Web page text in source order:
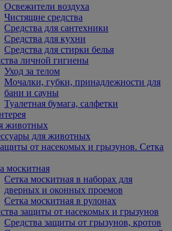
Освежители воздуха
Чистящие средства
Средства для сантехники
Средства для кухни
Средства для стирки белья
личной гигиены
Уход за телом
Мочалки, губки, принадлежности для
бани и сауны
Туалетная бумага, салфетки
животных
для животных
от насекомых и грызунов. Сетка
москитная
Сетка москитная в наборах для
дверных и оконных проемов
Сетка москитная в рулонах
защиты от насекомых и грызунов
Средства защиты от грызунов, кротов